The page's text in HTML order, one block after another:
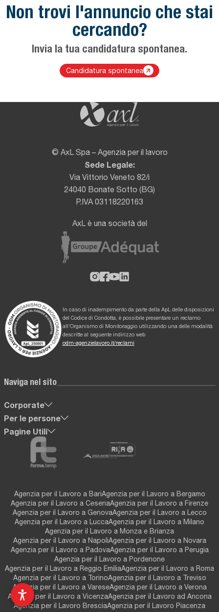
Non trovi l'annuncio che stai
cercando?
Invia la tua candidatura spontanea.
Candidatura spontanea
© AxL Spa – Agenzia per il lavoro
Sede Legale:
Via Vittorio Veneto 82/i
24040 Bonate Sotto (BG)
P.IVA 03118220163
AxL è una società del
In caso di inadempimento da parte della ApL delle disposizioni
del Codice di Condotta, è possibile presentare un reclamo
all’Organismo di Monitoraggio utilizzando una delle modalità
descritte al seguente indirizzo web
odm-agenzielavoro.it/reclami
Naviga nel sito
Corporate
Per le persone
Pagine Utili
Agenzia per il Lavoro a BariAgenzia per il Lavoro a Bergamo
Agenzia per il Lavoro a CesenaAgenzia per il Lavoro a Firenze
Agenzia per il Lavoro a GenovaAgenzia per il Lavoro a Lecco
Agenzia per il Lavoro a LuccaAgenzia per il Lavoro a Milano
Agenzia per il Lavoro a Monza e Brianza
Agenzia per il Lavoro a NapoliAgenzia per il Lavoro a Novara
Agenzia per il Lavoro a PadovaAgenzia per il Lavoro a Perugia
Agenzia per il Lavoro a Pordenone
Agenzia per il Lavoro a Reggio EmiliaAgenzia per il Lavoro a Roma
Agenzia per il Lavoro a TorinoAgenzia per il Lavoro a Treviso
Agenzia per il Lavoro a VareseAgenzia per il Lavoro a Verona
Agenzia per il Lavoro a VicenzaAgenzia per il Lavoro ad Ancona
Agenzia per il Lavoro BresciaAgenzia per il Lavoro Piacenza